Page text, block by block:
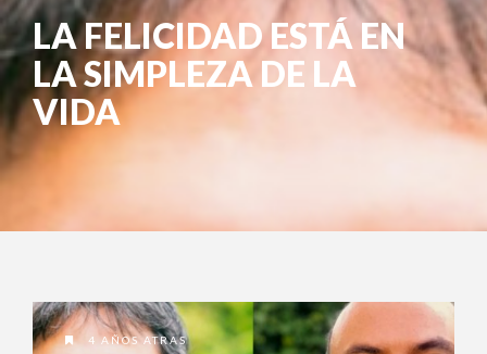
LA FELICIDAD ESTÁ EN
LA SIMPLEZA DE LA
VIDA
4 AÑOS ATRAS